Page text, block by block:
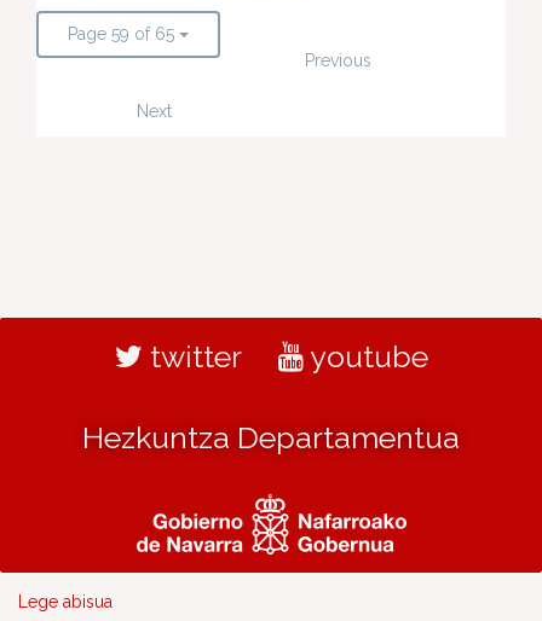
Page 59 of 65
Previous
Next
twitter youtube
Hezkuntza Departamentua
Lege abisua